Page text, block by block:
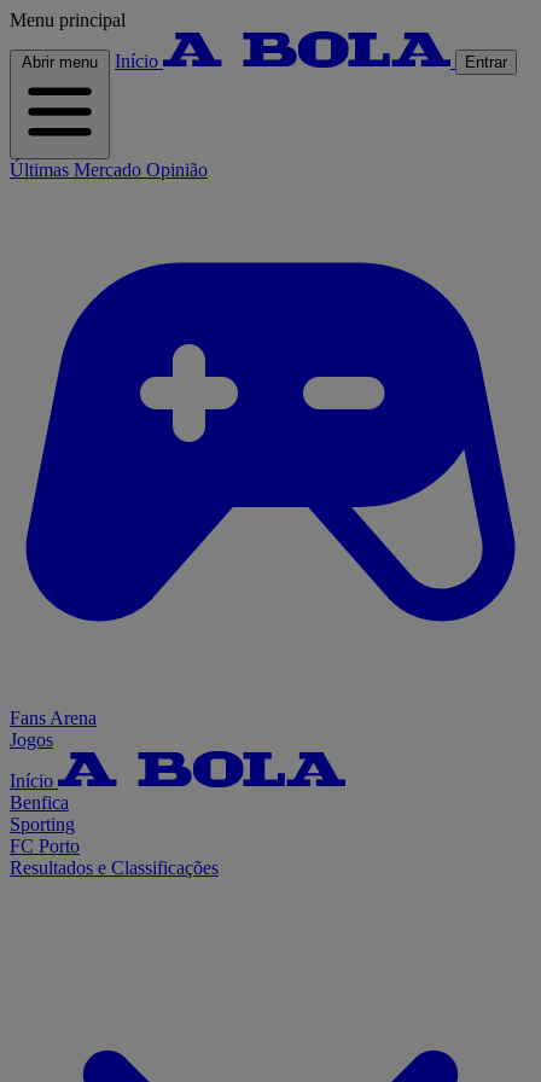
Menu principal
Abrir menu Início Entrar
Últimas Mercado Opinião
Fans Arena
Jogos
Início
Benfica
Sporting
FC Porto
Resultados e Classificações